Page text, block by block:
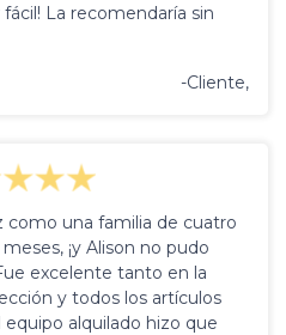
La recomendaría sin
-Cliente,
como una familia de cuatro
¡y Alison no pudo
excelente tanto en la
y todos los artículos
equipo alquilado hizo que